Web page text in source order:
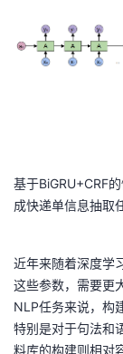
我
的
我
藏
技
持
的
建
基于BiGRU+CRF
成快递单信息抽取
近年来随着深度学
这些参数，需要更
NLP任务来说，构
特别是对于句法和
料库的构建则相对